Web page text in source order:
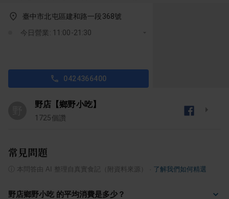
臺中市北屯區建和路一段368號
今日營業: 11:00-21:30
0424366400
野店【鄉野小吃】
1725個讚
常見問題
本問答由 AI 整理自真實食記（附資料來源） 了解我們如何精選
野店鄉野小吃 的平均消費是多少？